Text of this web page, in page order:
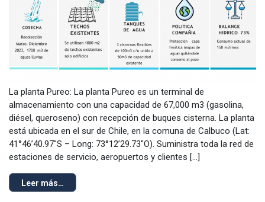
La planta Pureo: La planta Pureo es un terminal de
almacenamiento con una capacidad de 67,000 m3 (gasolina,
diésel, queroseno) con recepción de buques cisterna. La planta
está ubicada en el sur de Chile, en la comuna de Calbuco (Lat:
41°46’40.97″S – Long: 73°12’29.73″O). Suministra toda la red de
estaciones de servicio, aeropuertos y clientes […]
Leer más…